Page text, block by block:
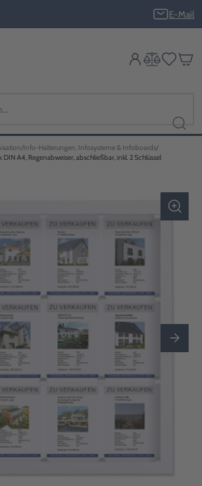
E-Mail
Info-Halterungen, Infosysteme & Infoboards
DIN A4, Regenabweiser, abschließbar, inkl. 2 Schlüssel